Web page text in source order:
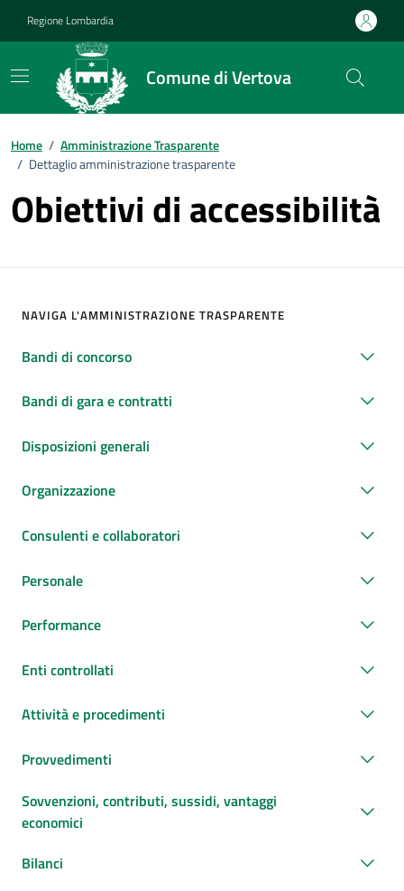
Regione Lombardia
Comune di Vertova
Home / Amministrazione Trasparente
/ Dettaglio amministrazione trasparente
Obiettivi di accessibilità
NAVIGA L'AMMINISTRAZIONE TRASPARENTE
Bandi di concorso
Bandi di gara e contratti
Disposizioni generali
Organizzazione
Consulenti e collaboratori
Personale
Performance
Enti controllati
Attività e procedimenti
Provvedimenti
Sovvenzioni, contributi, sussidi, vantaggi
economici
Bilanci